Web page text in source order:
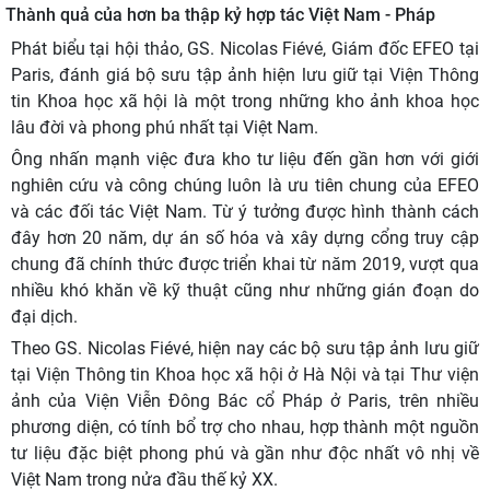
Thành quả của hơn ba thập kỷ hợp tác Việt Nam - Pháp
Phát biểu tại hội thảo, GS. Nicolas Fiévé, Giám đốc EFEO tại
Paris, đánh giá bộ sưu tập ảnh hiện lưu giữ tại Viện Thông
tin Khoa học xã hội là một trong những kho ảnh khoa học
lâu đời và phong phú nhất tại Việt Nam.
Ông nhấn mạnh việc đưa kho tư liệu đến gần hơn với giới
nghiên cứu và công chúng luôn là ưu tiên chung của EFEO
và các đối tác Việt Nam. Từ ý tưởng được hình thành cách
đây hơn 20 năm, dự án số hóa và xây dựng cổng truy cập
chung đã chính thức được triển khai từ năm 2019, vượt qua
nhiều khó khăn về kỹ thuật cũng như những gián đoạn do
đại dịch.
Theo GS. Nicolas Fiévé, hiện nay các bộ sưu tập ảnh lưu giữ
tại Viện Thông tin Khoa học xã hội ở Hà Nội và tại Thư viện
ảnh của Viện Viễn Đông Bác cổ Pháp ở Paris, trên nhiều
phương diện, có tính bổ trợ cho nhau, hợp thành một nguồn
tư liệu đặc biệt phong phú và gần như độc nhất vô nhị về
Việt Nam trong nửa đầu thế kỷ XX.